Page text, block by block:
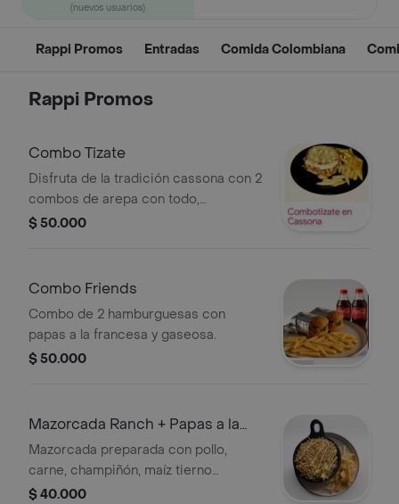
(nuevos usuarios)
Rappi Promos Entradas Comida Colombiana
Rappi Promos
Combo Tizate
Disfruta de la tradición cassona con 2
combos de arepa con todo,
acompañados de papas a la francesa
$ 50.000
Combo Friends
Combo de 2 hamburguesas con
papas a la francesa y gaseosa.
$ 50.000
Mazorcada Ranch + Papas a la
Francesa
Mazorcada preparada con pollo,
carne, champiñón, maíz tierno
desgranado, papa cabello ángel,
$ 40.000